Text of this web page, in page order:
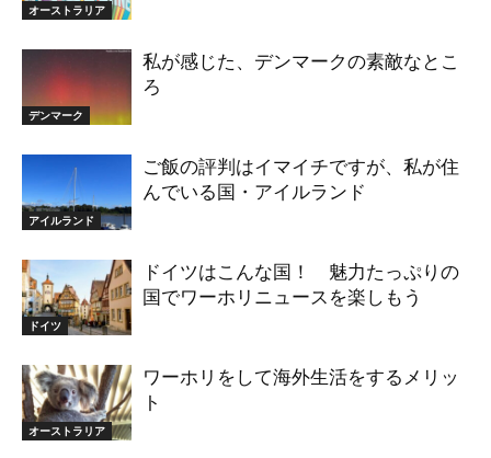
オーストラリア
デンマーク
私が感じた、デンマークの素敵なとこ
ろ
アイルランド
ご飯の評判はイマイチですが、私が住
んでいる国・アイルランド
ドイツ
ドイツはこんな国！ 魅力たっぷりの
国でワーホリニュースを楽しもう
オーストラリア
ワーホリをして海外生活をするメリッ
ト